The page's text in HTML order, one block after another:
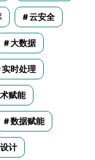
云安全
大数据
实时处理
赋能
数据赋能
计